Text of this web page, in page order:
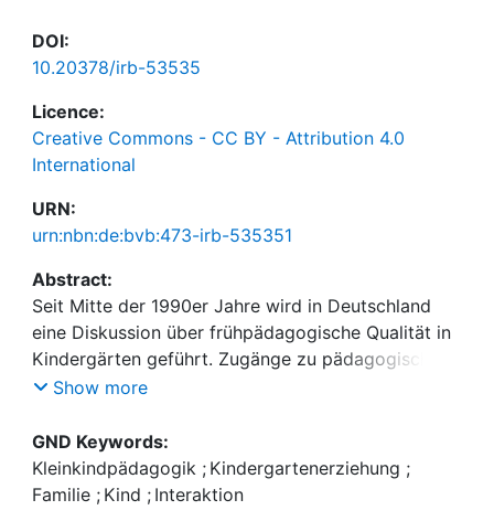
DOI:
10.20378/irb-53535
Licence:
Creative Commons - CC BY - Attribution 4.0
International
URN:
urn:nbn:de:bvb:473-irb-535351
Abstract:
Seit Mitte der 1990er Jahre wird in Deutschland
eine Diskussion über frühpädagogische Qualität in
Kindergärten geführt. Zugänge zu pädagogischer
Qualität sowie ihre theoretischen Einbettungen
konkurrierend erfolgen (z. B. relativistischer
Zugang, strukturell-prozessualer Zugang,
Managementansatz; für eine Übersicht siehe Roux,
Show more
GND Keywords:
Kleinkindpädagogik ; Kindergartenerziehung ;
Familie ; Kind ; Interaktion